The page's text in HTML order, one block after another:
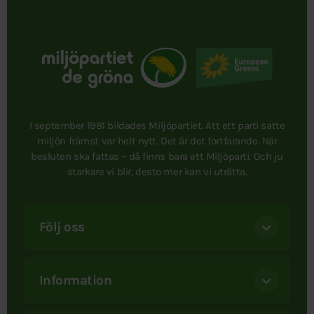
I september 1981 bildades Miljöpartiet. Att ett parti satte
miljön främst var helt nytt. Det är det fortfarande. När
besluten ska fattas – då finns bara ett Miljöparti. Och ju
starkare vi blir, desto mer kan vi uträtta.
Följ oss
Information